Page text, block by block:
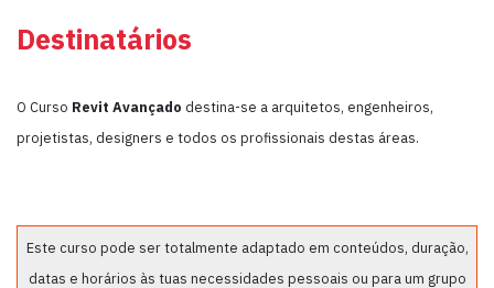
Destinatários
O Curso Revit Avançado destina-se a arquitetos, engenheiros,
projetistas, designers e todos os profissionais destas áreas.
Este curso pode ser totalmente adaptado em conteúdos, duração,
datas e horários às tuas necessidades pessoais ou para um grupo